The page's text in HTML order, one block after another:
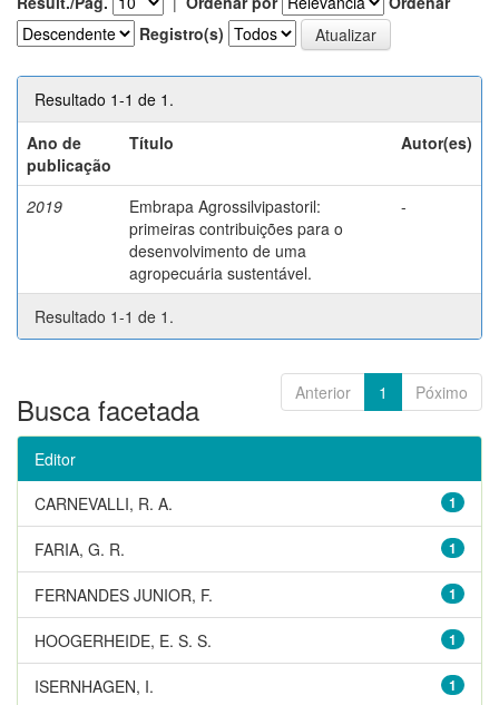
Registro(s)
Resultado 1-1 de 1.
Ano de
publicação
Título Autor(es)
2019
Embrapa Agrossilvipastoril:
primeiras contribuições para o
desenvolvimento de uma
agropecuária sustentável.
-
Resultado 1-1 de 1.
Anterior 1 Póximo
Busca facetada
Editor
1
CARNEVALLI, R. A.
1
FARIA, G. R.
1
FERNANDES JUNIOR, F.
1
HOOGERHEIDE, E. S. S.
1
ISERNHAGEN, I.